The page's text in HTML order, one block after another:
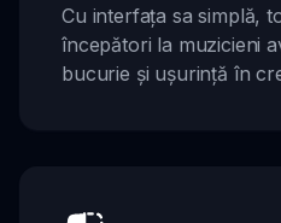
Cu interfața sa simplă,
începători la muzicieni
bucurie și ușurință în